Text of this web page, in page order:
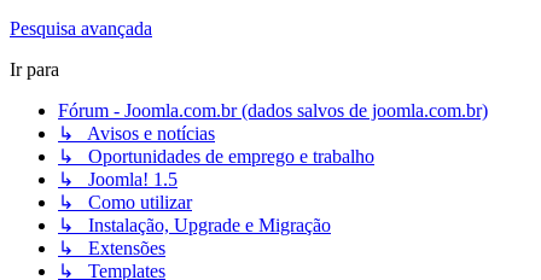
Pesquisa avançada
Ir para
Fórum - Joomla.com.br (dados salvos de joomla.com.br)
↳ Avisos e notícias
↳ Oportunidades de emprego e trabalho
↳ Joomla! 1.5
↳ Como utilizar
↳ Instalação, Upgrade e Migração
↳ Extensões
↳ Templates